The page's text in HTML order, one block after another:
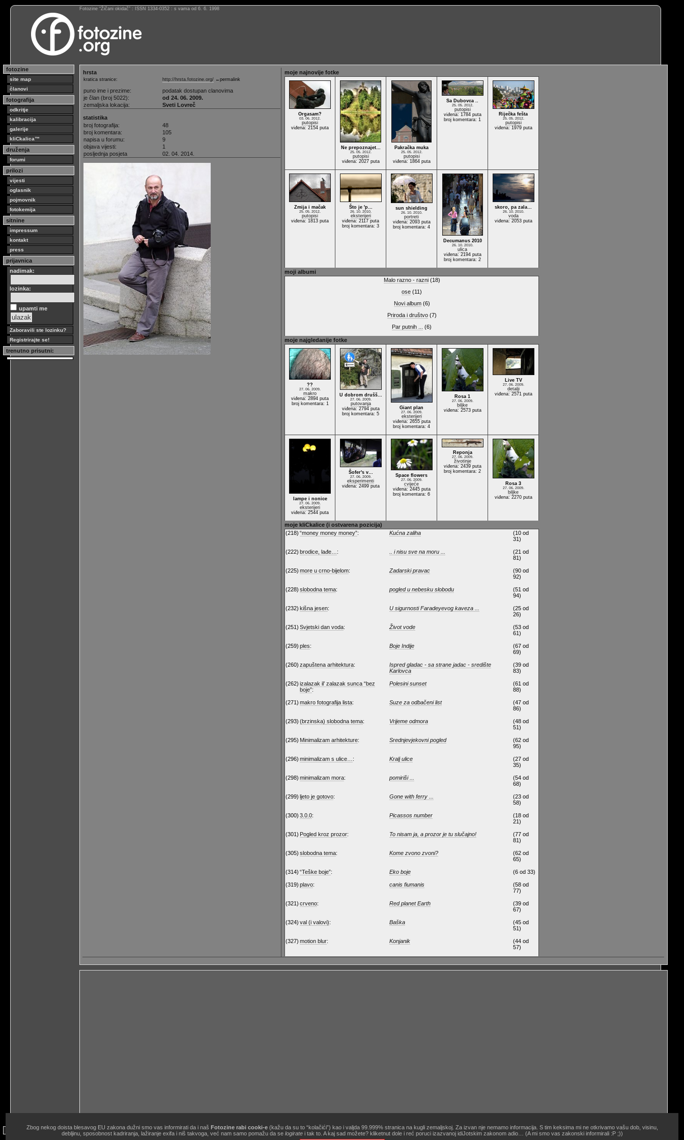
Fotozine “Žičani okidač” : ISSN 1334-0352 : s vama od 6. 6. 1998
fotozine
site map
članovi
fotografija
odkritje
kalibracija
galerije
kliCkalica™
druženja
forumi
prilozi
vijesti
oglasnik
pojmovnik
fotokemija
sitnine
impressum
kontakt
press
prijavnica
nadimak:
lozinka:
upamti me
Zaboravili ste lozinku?
Registrirajte se!
trenutno prisutni:
hrsta
kratica stranice: http://hrsta.fotozine.org/ ←permalink
puno ime i prezime:
podatak dostupan clanovima
je član (broj 5022):
od 24. 06. 2009.
zemaljska lokacija:
Sveti Lovreč
statistika
broj fotografija:
48
broj komentara:
105
napisa u forumu:
9
objava vijesti:
1
posljednja posjeta
02. 04. 2014.
moje najnovije fotke
Orgasam?
03. 06. 2012.
putopisi
viđena: 2154 puta
Ne prepoznajet…
25. 05. 2012.
putopisi
viđena: 2027 puta
Pakračka muka
25. 05. 2012.
putopisi
viđena: 1864 puta
Sa Dubovca ..
25. 05. 2012.
putopisi
viđena: 1784 puta
broj komentara: 1
Riječka fešta
25. 05. 2012.
putopisi
viđena: 1979 puta
Zmija i mačak
25. 05. 2012.
putopisi
viđena: 1813 puta
Što je 'p…
26. 10. 2010.
eksterijeri
viđena: 2117 puta
broj komentara: 3
sun shielding
26. 10. 2010.
portreti
viđena: 2093 puta
broj komentara: 4
Decumanus 2010
26. 10. 2010.
ulica
viđena: 2194 puta
broj komentara: 2
skoro, pa zala…
26. 10. 2010.
voda
viđena: 2053 puta
moji albumi
Malo razno - razni(18)
ose (11)
Novi album(6)
Priroda i društvo(7)
Par putnih ...
(6)
moje najgledanije fotke
??
27. 06. 2009.
makro
viđena: 2894 puta
broj komentara: 1
U dobrom drušš…
27. 06. 2009.
putovanja
viđena: 2794 puta
broj komentara: 5
Giant plan
27. 06. 2009.
eksterijeri
viđena: 2655 puta
broj komentara: 4
Rosa 1
27. 06. 2009.
biljke
viđena: 2573 puta
Live TV
27. 06. 2009.
detalji
viđena: 2571 puta
lampe i nonice
27. 06. 2009.
eksterijeri
viđena: 2544 puta
Šofer's v…
27. 06. 2009.
eksperimenti
viđena: 2499 puta
Space flowers
27. 06. 2009.
cvijeće
viđena: 2445 puta
broj komentara: 6
Reponja
27. 06. 2009.
životinje
viđena: 2439 puta
broj komentara: 2
Rosa 3
27. 06. 2009.
biljke
viđena: 2270 puta
moje kliCkalice (i ostvarena pozicija)
(218) “money money money”: Kućna zaliha
(10 od
31)
(222) brodice, lađe… : .. i nisu sve na moru ...
(21 od
81)
(225) more u crno-bijelom: Zadarski pravac
(90 od
92)
(228) slobodna tema: pogled u nebesku slobodu
(51 od
94)
(232) kišna jesen: U sigurnosti Faradeyevog kaveza ...
(25 od
26)
(251) Svjetski dan voda: Život vode
(53 od
61)
(259) ples: Boje Indije
(67 od
69)
(260) zapuštena arhitektura:
Ispred gladac - sa strane jadac - središte
Karlovca
(39 od
83)
(262) izalazak il’ zalazak sunca “bez
boje”:
Polesini sunset
(61 od
88)
(271) makro fotografija lista: Suze za odbačeni list
(47 od
86)
(293) (brzinska) slobodna tema: Vrijeme odmora
(48 od
51)
(295) Minimalizam arhitekture: Srednjevjekovni pogled
(62 od
95)
(296) minimalizam s ulice… : Kralj ulice
(27 od
35)
(298) minimalizam mora: pomiriši ...
(54 od
68)
(299) ljeto je gotovo: Gone with ferry ...
(23 od
58)
(300) 3.0.0: Picassos number
(18 od
21)
(301) Pogled kroz prozor: To nisam ja, a prozor je tu slučajno!
(77 od
81)
(305) slobodna tema: Kome zvono zvoni?
(62 od
65)
(314) “Teške boje”: Eko boje (6 od 33)
(319) plavo: canis fiumanis
(58 od
77)
(321) crveno: Red planet Earth
(39 od
67)
(324) val (i valovi): Baška
(45 od
51)
(327) motion blur: Konjanik
(44 od
57)
site copyright © 1998.-2026. Janko Belaj / Fotozine "Žičani okidač" [site powered byZine V3 alpha 9.1 ] .:korisnički ugovor / terms of use:. …&obavezno štivo!
Zbog nekog doista blesavog EU zakona dužni smo vas informirati da i naš Fotozine rabi cooki-e(kažu da su to “kolačići”) kao i valjda 99.999% stranica na kugli zemaljskoj. Za izvan nje nemamo informacija. S tim keksima mi ne otkrivamo vašu dob, visinu,
debljinu, sposobnost kadriranja, lažiranje exifa i niš takvoga, već nam samo pomažu da se logiratei tak to. A kaj sad možete? kliketnut dole i reć poruci izazvanoj idiJotskim zakonom adio… (A mi smo vas zakonski informirali :P ;))